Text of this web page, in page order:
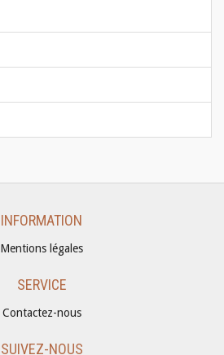
INFORMATION
Mentions légales
SERVICE
Contactez-nous
SUIVEZ-NOUS